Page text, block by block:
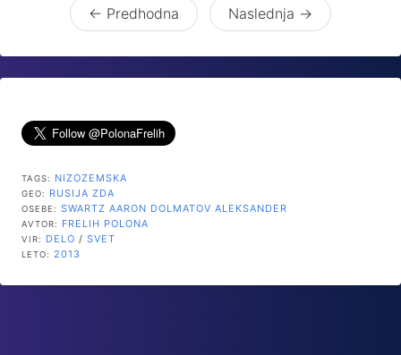
← Predhodna Naslednja →
TAGS: NIZOZEMSKA
GEO: RUSIJA ZDA
OSEBE: SWARTZ AARON DOLMATOV ALEKSANDER
AVTOR: FRELIH POLONA
VIR: DELO / SVET
LETO: 2013